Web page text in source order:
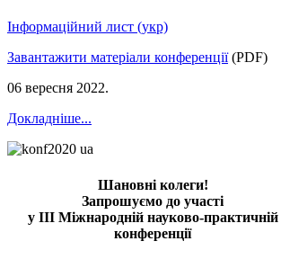
Інформаційний лист (укр)
Завантажити матеріали конференції(PDF)
06 вересня 2022.
Докладніше...
Шановні колеги!
Запрошуємо до участі
у III Міжнародній науково-практичній
конференції